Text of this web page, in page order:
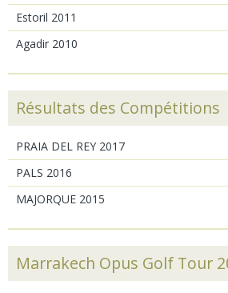
Estoril 2011
Agadir 2010
Résultats des Compétitions
PRAIA DEL REY 2017
PALS 2016
MAJORQUE 2015
Marrakech Opus Golf Tour